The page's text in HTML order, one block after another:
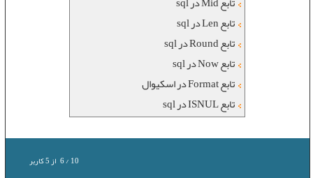
تابع Len در sql
تابع Round در sql
تابع Now در sql
تابع Format در اسکیوال
تابع ISNUL در sql
6/10 از5کاربر